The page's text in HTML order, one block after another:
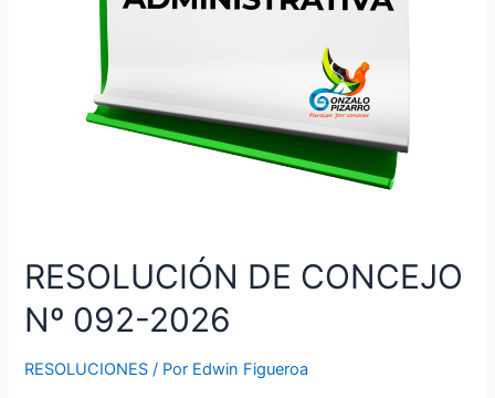
RESOLUCIÓN DE CONCEJO
Nº 092-2026
RESOLUCIONES / Por Edwin Figueroa